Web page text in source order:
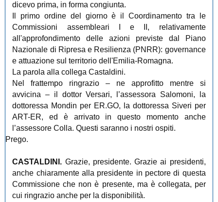
dicevo prima, in forma congiunta.
Il primo ordine del giorno è il Coordinamento tra le
Commissioni assembleari I e II, relativamente
all'approfondimento delle azioni previste dal Piano
Nazionale di Ripresa e Resilienza (PNRR): governance
e attuazione sul territorio dell'Emilia-Romagna.
La parola alla collega Castaldini.
Nel frattempo ringrazio – ne approfitto mentre si
avvicina – il dottor Versari, l’assessora Salomoni, la
dottoressa Mondin per ER.GO, la dottoressa Siveri per
ART-ER, ed è arrivato in questo momento anche
l’assessore Colla. Questi saranno i nostri ospiti.
Prego.
CASTALDINI. Grazie, presidente. Grazie ai presidenti,
anche chiaramente alla presidente in pectore di questa
Commissione che non è presente, ma è collegata, per
cui ringrazio anche per la disponibilità.